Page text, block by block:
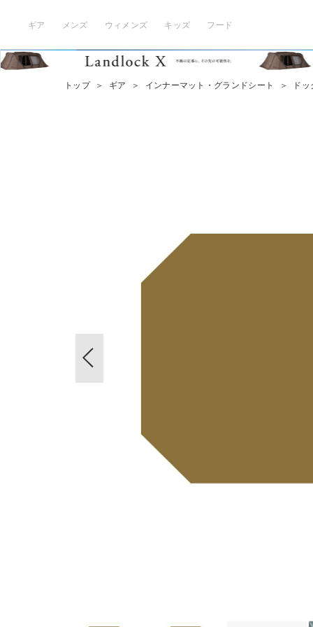
ギア メンズ ウィメンズ キッズ フード
トップ ＞ ギア ＞ インナーマット・グランドシート ＞ ド